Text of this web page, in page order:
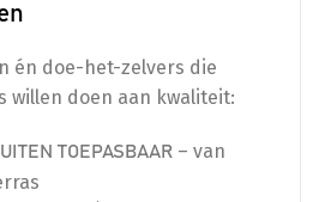
én doe-het-zelvers die
willen doen aan kwaliteit:
TOEPASBAAR – van